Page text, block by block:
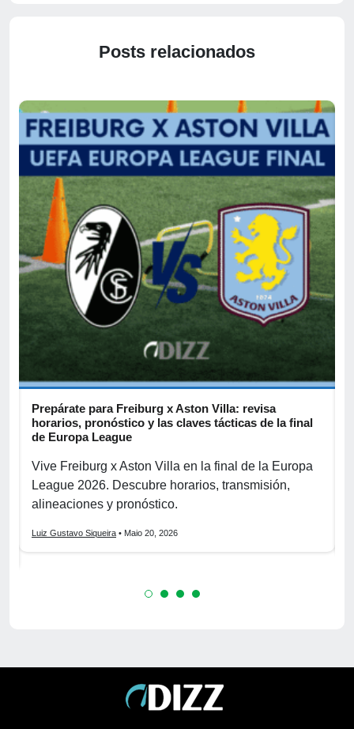
Posts relacionados
Prepárate para Freiburg x Aston Villa: revisa
horarios, pronóstico y las claves tácticas de la final
de Europa League
Vive Freiburg x Aston Villa en la final de la Europa
League 2026. Descubre horarios, transmisión,
alineaciones y pronóstico.
Luiz Gustavo Siqueira • Maio 20, 2026